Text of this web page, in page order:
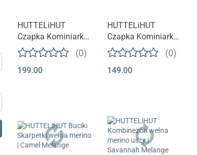
HUTTELiHUT
Czapka Kominiarka
Wełna Merino
TEDDY | Brown
Melange
(0)
199.00
HUTTELiHUT
Czapka Kominiarka
Wełna Merino
BUNNY Light |
Camel Melange
(0)
149.00